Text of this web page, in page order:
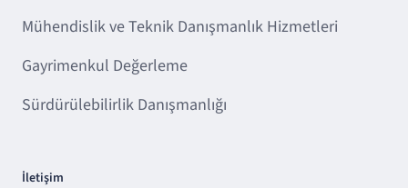
Mühendislik ve Teknik Danışmanlık Hizmetleri
Gayrimenkul Değerleme
Sürdürülebilirlik Danışmanlığı
İletişim